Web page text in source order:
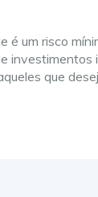
um risco
investimentos
que